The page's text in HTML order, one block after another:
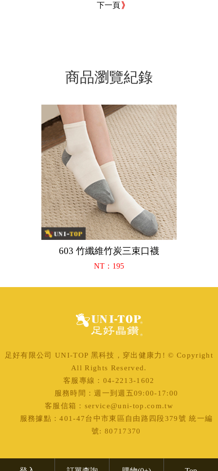
下一頁
商品瀏覽紀錄
603 竹纖維竹炭三束口襪
NT：195
足好有限公司 UNI-TOP 黑科技，穿出健康力! © Copyright
All Rights Reserved.
客服專線：04-2213-1602
服務時間：週一到週五09:00-17:00
客服信箱：service@uni-top.com.tw
服務據點：401-47台中市東區自由路四段379號 統一編
號: 80717370